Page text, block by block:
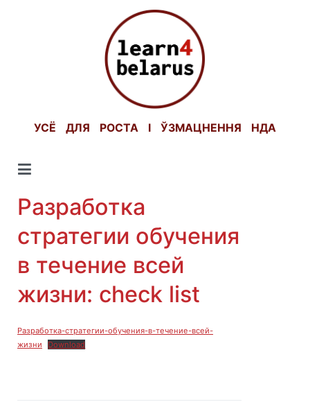
УСЁ ДЛЯ РОСТА І ЎЗМАЦНЕННЯ НДА
Разработка
стратегии обучения
в течение всей
жизни: check list
Разработка-стратегии-обучения-в-течение-всей-
жизни
Download